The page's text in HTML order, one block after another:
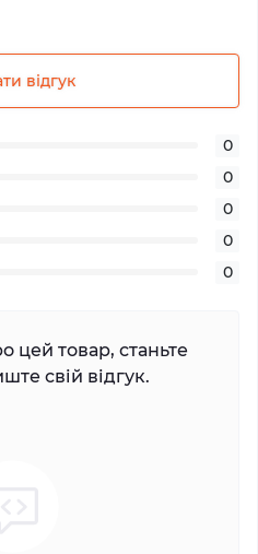
відгук
0
0
0
0
0
цей товар, станьте
свій відгук.